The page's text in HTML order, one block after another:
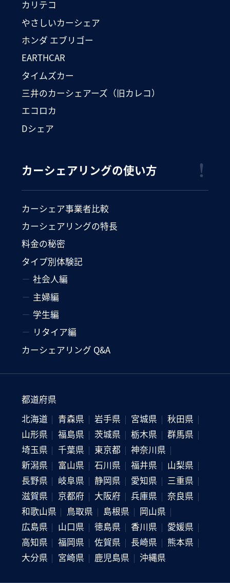
カリテコ
やさしいカーシェア
ホンダ エブリゴー
EARTHCAR
タイムズカー
三井のカーシェアーズ（旧カレコ）
エコロカ
Dシェア
カーシェアリングの使い方
カーシェア事業者比較
カーシェアリングの特長
料金の秘密
タイプ別体験記
社会人編
主婦編
学生編
リタイア編
カーシェアリング Q&A
都道府県
北海道
青森県 岩手県 宮城県
秋田県
山形県
福島県 茨城県 栃木県
群馬県
埼玉県
千葉県 東京都
神奈川県
新潟県
富山県 石川県 福井県
山梨県
長野県
岐阜県 静岡県 愛知県
三重県
滋賀県
京都府 大阪府 兵庫県
奈良県
和歌山県
鳥取県 島根県
岡山県
広島県
山口県 徳島県 香川県
愛媛県
高知県
福岡県 佐賀県 長崎県
熊本県
大分県
宮崎県 鹿児島県 沖縄県